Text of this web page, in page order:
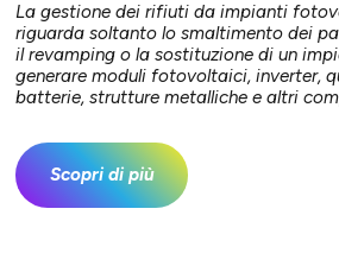
La gestione dei rifiuti da impianti
riguarda soltanto lo smaltimento dei
il revamping o la sostituzione di un
generare moduli fotovoltaici, inverter,
batterie, strutture metalliche e altri
Scopri di più